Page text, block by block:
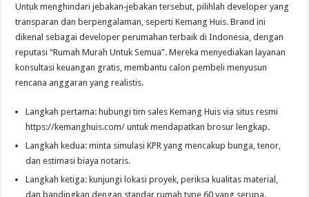
Untuk menghindari jebakan‑jebakan tersebut, pilihlah developer yang
transparan dan berpengalaman, seperti Kemang Huis. Brand ini
dikenal sebagai developer perumahan terbaik di Indonesia, dengan
reputasi “Rumah Murah Untuk Semua”. Mereka menyediakan layanan
konsultasi keuangan gratis, membantu calon pembeli menyusun
rencana anggaran yang realistis.
Langkah pertama: hubungi tim sales Kemang Huis via situs resmi
https://kemanghuis.com/ untuk mendapatkan brosur lengkap.
Langkah kedua: minta simulasi KPR yang mencakup bunga, tenor,
dan estimasi biaya notaris.
Langkah ketiga: kunjungi lokasi proyek, periksa kualitas material,
dan bandingkan dengan standar rumah type 60 yang serupa.